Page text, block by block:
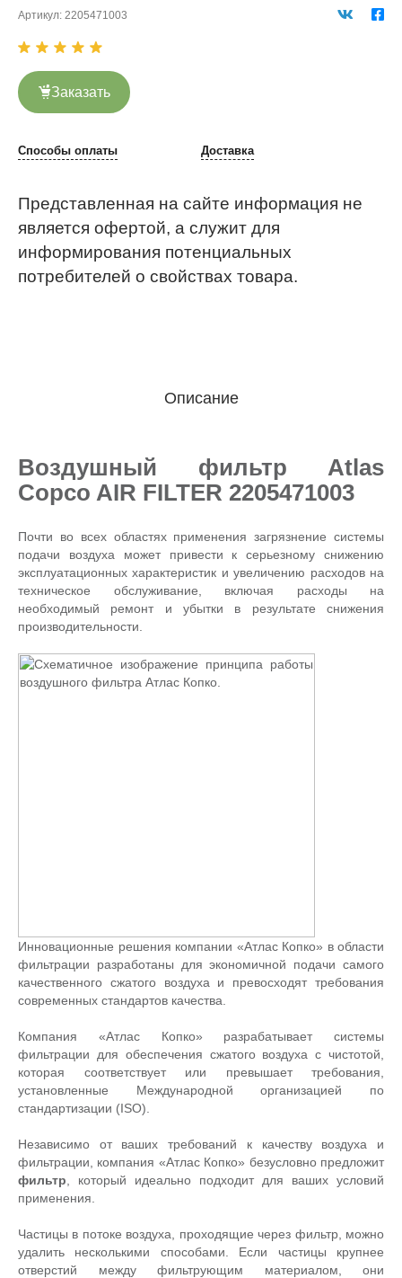
Артикул: 2205471003
Заказать
Способы оплаты Доставка
Представленная на сайте информация не
является офертой, а служит для
информирования потенциальных
потребителей о свойствах товара.
Описание
Воздушный фильтр Atlas
Copco AIR FILTER 2205471003
Почти во всех областях применения загрязнение системы
подачи воздуха может привести к серьезному снижению
эксплуатационных характеристик и увеличению расходов на
техническое обслуживание, включая расходы на
необходимый ремонт и убытки в результате снижения
производительности.
Инновационные решения компании «Атлас Копко» в области
фильтрации разработаны для экономичной подачи самого
качественного сжатого воздуха и превосходят требования
современных стандартов качества.
Компания «Атлас Копко» разрабатывает системы
фильтрации для обеспечения сжатого воздуха с чистотой,
которая соответствует или превышает требования,
установленные Международной организацией по
стандартизации (ISO).
Независимо от ваших требований к качеству воздуха и
фильтрации, компания «Атлас Копко» безусловно предложит
фильтр , который идеально подходит для ваших условий
применения.
Частицы в потоке воздуха, проходящие через фильтр, можно
удалить несколькими способами. Если частицы крупнее
отверстий между фильтрующим материалом, они